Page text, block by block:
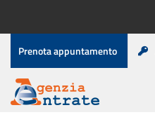
contenuto
Menu
di
servizio
Prenota appuntamento